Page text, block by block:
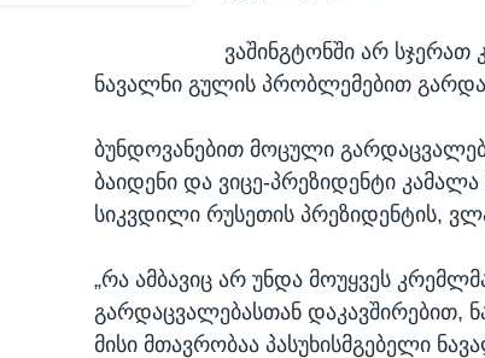
ვაშინგტონში არ
ნავალნი გულის პრობლემებით
ბუნდოვანებით მოცული
ბაიდენი და ვიცე-პრეზიდენტი
სიკვდილი რუსეთის პრეზიდენტის,
„რა ამბავიც არ უნდა მოუყვეს
გარდაცვალებასთან დაკავშირებით,
მისი მთავრობაა პასუხისმგებელი